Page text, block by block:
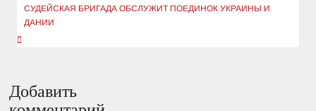
СУДЕЙСКАЯ БРИГАДА ОБСЛУЖИТ ПОЕДИНОК УКРАИНЫ И
ДАНИИ
Добавить